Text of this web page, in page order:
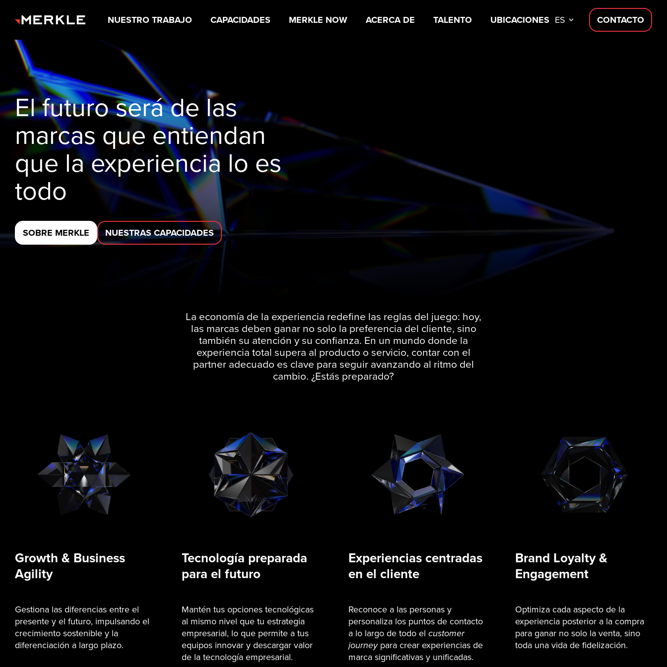
NUESTRO TRABAJO CAPACIDADES MERKLE NOW ACERCA DE TALENTO UBICACIONES ES CONTACTO
El futuro será de las
marcas que entiendan
que la experiencia lo es
todo
SOBRE MERKLE NUESTRAS CAPACIDADES
La economía de la experiencia redefine las reglas del juego: hoy,
las marcas deben ganar no solo la preferencia del cliente, sino
también su atención y su confianza. En un mundo donde la
experiencia total supera al producto o servicio, contar con el
partner adecuado es clave para seguir avanzando al ritmo del
cambio. ¿Estás preparado?
Growth & Business
Agility
Gestiona las diferencias entre el
presente y el futuro, impulsando el
crecimiento sostenible y la
diferenciación a largo plazo.
Tecnología preparada
para el futuro
Mantén tus opciones tecnológicas
al mismo nivel que tu estrategia
empresarial, lo que permite a tus
equipos innovar y descargar valor
de la tecnología empresarial.
Experiencias centradas
en el cliente
Reconoce a las personas y
personaliza los puntos de contacto
a lo largo de todo el customer
journeypara crear experiencias de
marca significativas y unificadas.
Brand Loyalty &
Engagement
Optimiza cada aspecto de la
experiencia posterior a la compra
para ganar no solo la venta, sino
toda una vida de fidelización.